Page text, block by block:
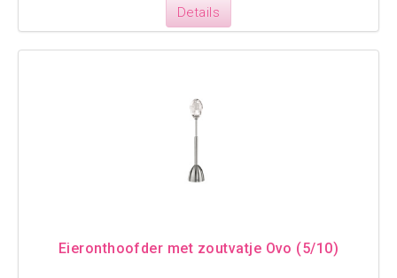
Details
Eieronthoofder met zoutvatje Ovo (5/10)